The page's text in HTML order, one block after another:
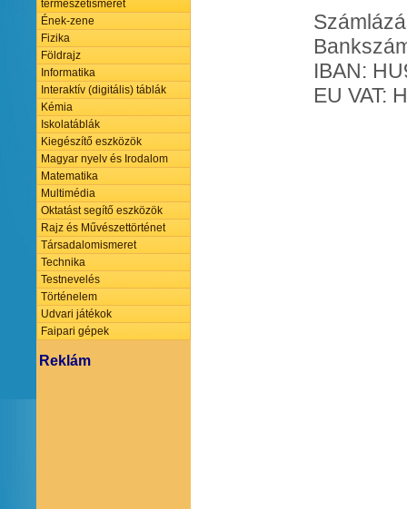
természetismeret
Ének-zene
Fizika
Földrajz
Informatika
Interaktív (digitális) táblák
Kémia
Iskolatáblák
Kiegészítő eszközök
Magyar nyelv és Irodalom
Matematika
Multimédia
Oktatást segítő eszközök
Rajz és Művészettörténet
Társadalomismeret
Technika
Testnevelés
Történelem
Udvari játékok
Faipari gépek
Reklám
IBAN:
EU VAT: